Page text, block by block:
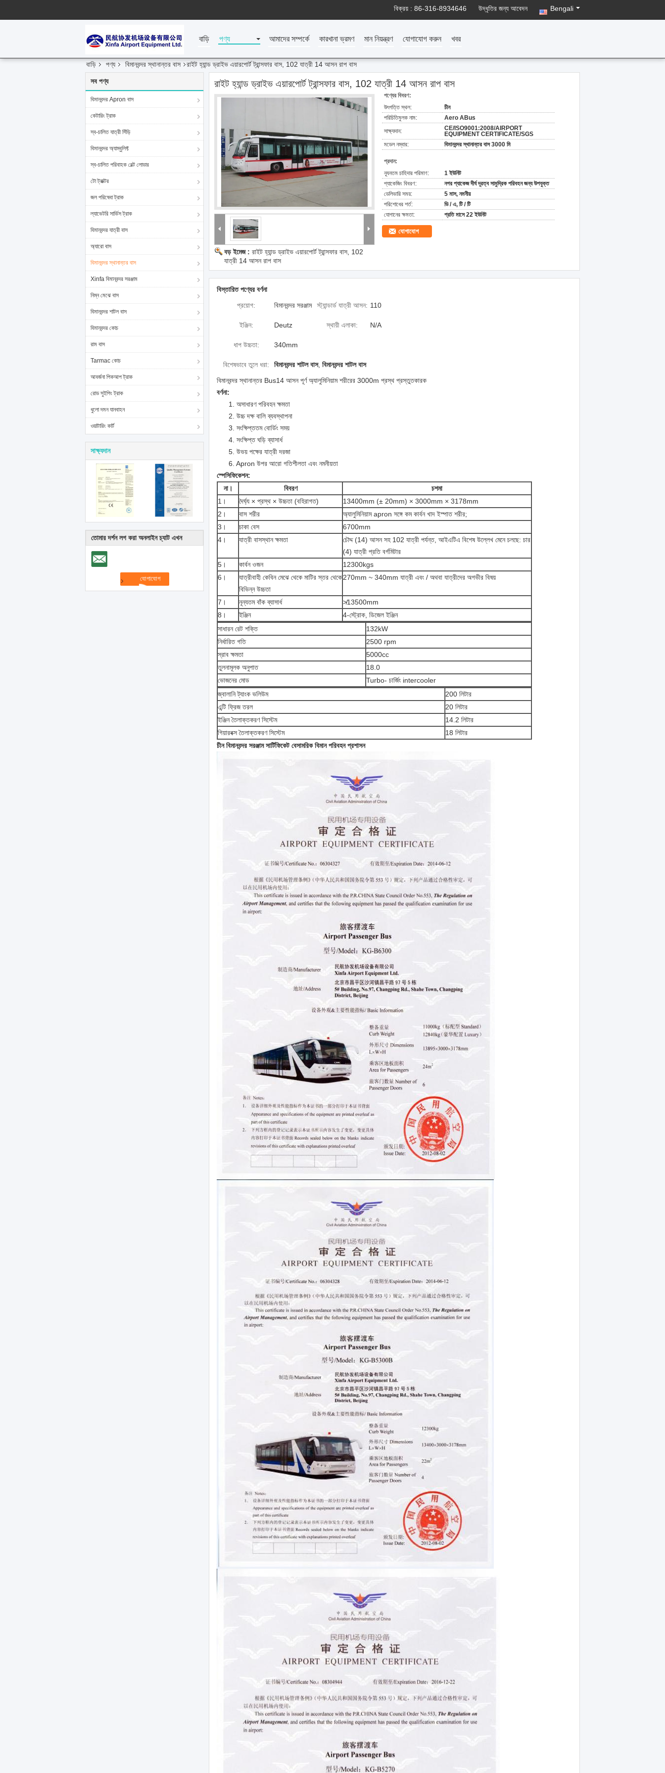
বিক্রয় : 86-316-8934646 উদ্ধৃতির জন্য আবেদন Bengali
বাড়ি পণ্য আমাদের সম্পর্কে কারখানা ভ্রমণ মান নিয়ন্ত্রণ যোগাযোগ করুন খবর
বাড়ি পণ্য বিমানবন্দর স্থানান্তর বাস রাইট হ্যান্ড ড্রাইভ এয়ারপোর্ট ট্রান্সফার বাস, 102 যাত্রী 14 আসন রাপ বাস
সব পণ্য
বিমানবন্দর Apron বাস
কেটারিং ট্রাক
স্ব-চালিত যাত্রী সিঁড়ি
বিমানবন্দর অ্যাম্বুলিফ্ট
স্ব-চালিত পরিবাহক বেল্ট লোডার
টো ট্রাক্টর
জল পরিষেবা ট্রাক
ল্যাভেটরি সার্ভিস ট্রাক
বিমানবন্দর যাত্রী বাস
অ্যারো বাস
বিমানবন্দর স্থানান্তর বাস
Xinfa বিমানবন্দর সরঞ্জাম
নিম্ন মেঝে বাস
বিমানবন্দর শাটল বাস
বিমানবন্দর কোচ
রাম বাস
Tarmac কোচ
আবর্জনা পিকআপ ট্রাক
রোড সুইপিং ট্রাক
ধুলো দমন যানবাহন
ওয়াটারিং কার্ট
সাক্ষ্যদান
তোমার দর্শন লগ করা অনলাইন চ্যাট এখন
রাইট হ্যান্ড ড্রাইভ এয়ারপোর্ট ট্রান্সফার বাস, 102 যাত্রী 14 আসন রাপ বাস
বড় ইমেজ : রাইট হ্যান্ড ড্রাইভ এয়ারপোর্ট ট্রান্সফার বাস, 102
যাত্রী 14 আসন রাপ বাস
পণ্যের বিবরণ:
উৎপত্তি স্থল:
চীন
পরিচিতিমুলক নাম:
Aero ABus
সাক্ষ্যদান:
CE/ISO9001:2008/AIRPORT
EQUIPMENT CERTIFICATE/SGS
মডেল নম্বার:
বিমানবন্দর স্থানান্তর বাস 3000 মি
প্রদান:
ন্যূনতম চাহিদার পরিমাণ:
1 ইউনিট
প্যাকেজিং বিবরণ:
নগর প্যাকেজ দীর্ঘ দূরত্ব সামুদ্রিক পরিবহন জন্য উপযুক্ত
ডেলিভারি সময়:
5 মাস, নমনীয়
পরিশোধের শর্ত:
ডি / এ, টি / টি
যোগানের ক্ষমতা:
প্রতি মাসে 22 ইউনিট
যোগাযোগ
বিস্তারিত পণ্যের বর্ণনা
প্রয়োগ:
বিমানবন্দর সরঞ্জাম স্ট্যান্ডার্ড যাত্রী আসন: 110
ইঞ্জিন: Deutz স্থায়ী এলাকা: N/A
ধাপ উচ্চতা: 340mm
বিশেষভাবে তুলে ধরা: বিমানবন্দর শাটল বাস, বিমানবন্দর শাটল বাস
বিমানবন্দর স্থানান্তর Bus14 আসন পূর্ণ অ্যালুমিনিয়াম শরীরের 3000m প্রস্থ প্রস্তুতকারক
বর্ণনা:
1. অসাধারণ পরিবহন ক্ষমতা
2. উচ্চ দক্ষ বালি ব্যবস্থাপনা
3. সংক্ষিপ্ততম বোর্ডিং সময়
4. সংক্ষিপ্ত ঘড়ি ব্যাসার্ধ
5. উভয় পক্ষের যাত্রী দরজা
6. Apron উপর আরো গতিশীলতা এবং নমনীয়তা
স্পেসিফিকেশন:
না।
বিবরণ
চশমা
1।
দৈর্ঘ্য × প্রস্থ × উচ্চতা (বহিরাগত)
13400mm (± 20mm) × 3000mm × 3178mm
2।
বাস শরীর
অ্যালুমিনিয়াম apron সঙ্গে কম কার্বন খাদ ইস্পাত শরীর;
3।
চাকা বেস
6700mm
4।
যাত্রী বাসস্থান ক্ষমতা
চৌদ্দ (14) আসন সহ 102 যাত্রী পর্যন্ত, আইএটিএ বিশেষ উল্লেখ মেনে চলছে: চার
(4) যাত্রী প্রতি বর্গমিটার
5।
কার্বন ওজন
12300kgs
6।
যাত্রীবাহী কেবিন মেঝে থেকে মাটির স্তর থেকে
বিভিন্ন উচ্চতা
270mm ~ 340mm যাত্রী এবং / অথবা যাত্রীদের অগভীর বিষয়
7। নূন্যতম বাঁক ব্যাসার্ধ
≯13500mm
8।
ইঞ্জিন
4-স্ট্রোক, ডিজেল ইঞ্জিন
সাধারন রেট শক্তি
132kW
নির্ধারিত গতি
2500 rpm
স্রাব ক্ষমতা
5000cc
তুলনামূলক অনুপাত
18.0
ভোজনের মোড
Turbo- চার্জিং intercooler
জ্বালানি ট্যাংক ভলিউম
200 লিটার
এন্টি ফ্রিজ তরল
20 লিটার
ইঞ্জিন তৈলাক্তকরণ সিস্টেম
14.2 লিটার
গিয়ারবক্স তৈলাক্তকরণ সিস্টেম
18 লিটার
চীন বিমানবন্দর সরঞ্জাম সার্টিফিকেট বেসামরিক বিমান পরিবহন প্রশাসন